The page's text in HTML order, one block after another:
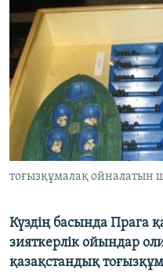
АРНАЙЫ ЖОБАЛАР
Русский
ЖАЗЫЛЫҢЫЗ
Басқа тілдерде
тоғызқұмалақ ойналатын
Күздің басында Прага
зияткерлік ойындар
қазақстандық